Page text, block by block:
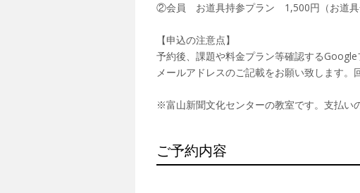
②会員 お道具持参プラン 1,500円（お道具
【申込の注意点】
予約後、課題や料金プラン等確認する
メールアドレスのご記載をお願い致します。
※富山新聞文化センターの教室です。支払い
ご予約内容